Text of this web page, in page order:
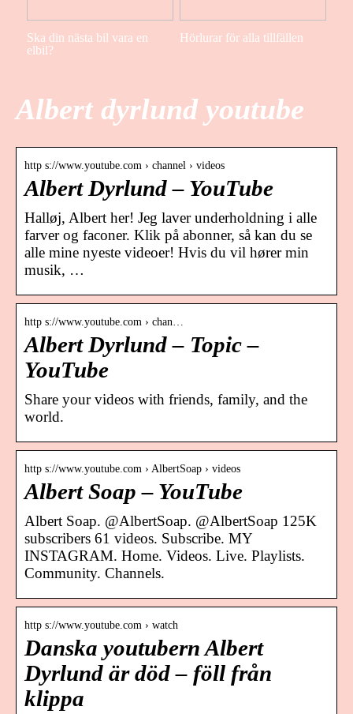
Ska din nästa bil vara en
elbil?
Hörlurar för alla tillfällen
Albert dyrlund youtube
http s://www.youtube.com › channel › videos
Albert Dyrlund – YouTube
Halløj, Albert her! Jeg laver underholdning i alle
farver og faconer. Klik på abonner, så kan du se
alle mine nyeste videoer! Hvis du vil hører min
musik, …
http s://www.youtube.com › chan…
Albert Dyrlund – Topic –
YouTube
Share your videos with friends, family, and the
world.
http s://www.youtube.com › AlbertSoap › videos
Albert Soap – YouTube
Albert Soap. @AlbertSoap. @AlbertSoap 125K
subscribers 61 videos. Subscribe. MY
INSTAGRAM. Home. Videos. Live. Playlists.
Community. Channels.
http s://www.youtube.com › watch
Danska youtubern Albert
Dyrlund är död – föll från
klippa